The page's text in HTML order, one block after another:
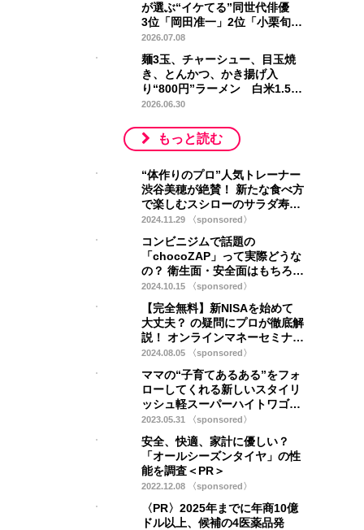
が選ぶ“イケてる”同世代俳優
3位「岡田准一」2位「小栗旬」
…1位は？
2026.07.08
麺3玉、チャーシュー、目玉焼
き、とんかつ、かき揚げ入
り“800円”ラーメン 白米1.5杯
分“750円”オムライス…「オモ
2026.06.30
もっと読む
“体作りのプロ”人気トレーナー
渋谷美穂が絶賛！ 新たな食べ方
で楽しむスシローのサラダ寿司
とは？ 「健康的肉体美」を求
める方向けオススメメニュー
の“攻略法…
2024.11.29 〈sponsored〉
コンビニジムで話題の
「chocoZAP」って実際どうな
の？ 衛生面・安全面はもちろん
トレーニングだけじゃないサー
ビスもあった！ ＜PR＞
2024.10.15 〈sponsored〉
【完全無料】新NISAを始めて
大丈夫？ の疑問にプロが徹底解
説！ オンラインマネーセミナー
「新NISA・iDeCoも学べる！物
価高に負けないお金の持ち方…
2024.08.05 〈sponsored〉
ママの“子育てあるある”をフォ
ローしてくれる新しいスタイリ
ッシュ軽スーパーハイトワゴン
日産 ルークスの「ハイウェイス
ター アーバンクロム」＜PR＞
2023.05.31 〈sponsored〉
安全、快適、家計に優しい？
「オールシーズンタイヤ」の性
能を調査＜PR＞
2022.12.08 〈sponsored〉
〈PR〉2025年までに年商10億
ドル以上、候補の4医薬品発